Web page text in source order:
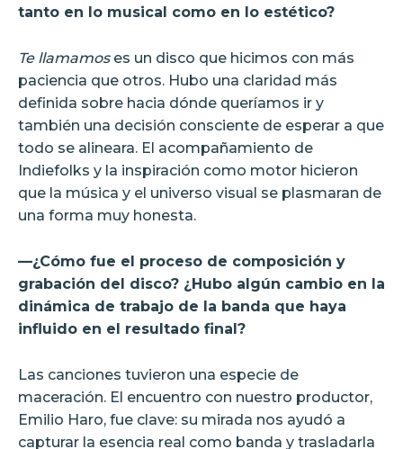
tanto en lo musical como en lo estético?
Te llamamoses un disco que hicimos con más
paciencia que otros. Hubo una claridad más
definida sobre hacia dónde queríamos ir y
también una decisión consciente de esperar a que
todo se alineara. El acompañamiento de
Indiefolks y la inspiración como motor hicieron
que la música y el universo visual se plasmaran de
una forma muy honesta.
—¿Cómo fue el proceso de composición y
grabación del disco? ¿Hubo algún cambio en la
dinámica de trabajo de la banda que haya
influido en el resultado final?
Las canciones tuvieron una especie de
maceración. El encuentro con nuestro productor,
Emilio Haro, fue clave: su mirada nos ayudó a
capturar la esencia real como banda y trasladarla